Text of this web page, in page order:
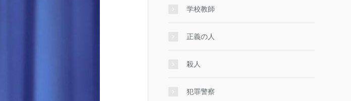
学校教師
正義の人
殺人
犯罪警察